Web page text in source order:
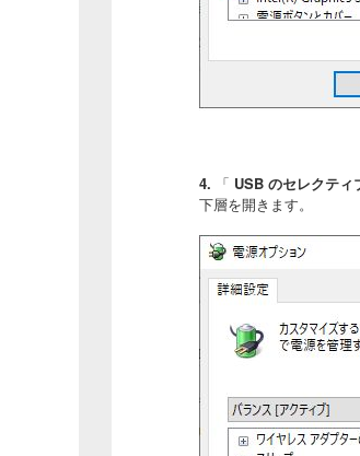
4. 「 USB のセレクティ
下層を開きます。